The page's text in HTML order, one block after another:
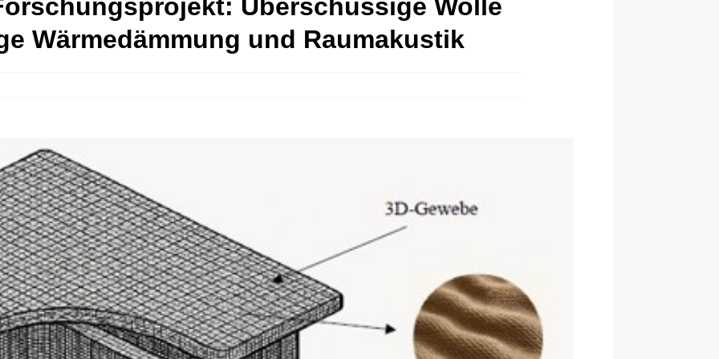
Überschüssige Wolle
Wärmedämmung und Raumakustik